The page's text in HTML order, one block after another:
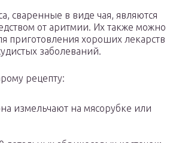
сваренные в виде чая, являются
от аритмии. Их также можно
приготовления хороших лекарств
заболеваний.
рецепту:
измельчают на мясорубке или